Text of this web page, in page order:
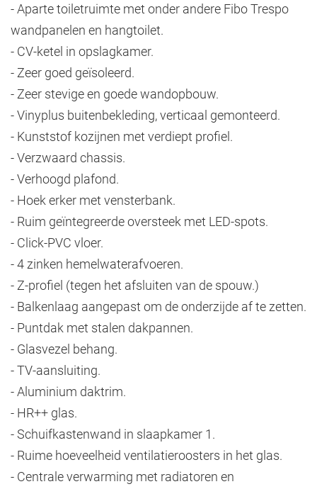
- Aparte toiletruimte met onder andere Fibo Trespo
wandpanelen en hangtoilet.
- CV-ketel in opslagkamer.
- Zeer goed geïsoleerd.
- Zeer stevige en goede wandopbouw.
- Vinyplus buitenbekleding, verticaal gemonteerd.
- Kunststof kozijnen met verdiept profiel.
- Verzwaard chassis.
- Verhoogd plafond.
- Hoek erker met vensterbank.
- Ruim geïntegreerde oversteek met LED-spots.
- Click-PVC vloer.
- 4 zinken hemelwaterafvoeren.
- Z-profiel (tegen het afsluiten van de spouw.)
- Balkenlaag aangepast om de onderzijde af te zetten.
- Puntdak met stalen dakpannen.
- Glasvezel behang.
- TV-aansluiting.
- Aluminium daktrim.
- HR++ glas.
- Schuifkastenwand in slaapkamer 1.
- Ruime hoeveelheid ventilatieroosters in het glas.
- Centrale verwarming met radiatoren en